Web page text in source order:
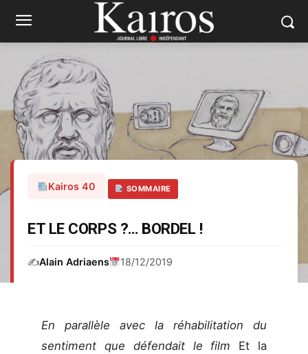
Kairos 40 SOMMAIRE
ET LE CORPS ?… BORDEL !
✍️Alain Adriaens 18/12/2019
En parallèle avec la réhabilitation du
sentiment que défendait le film Et la